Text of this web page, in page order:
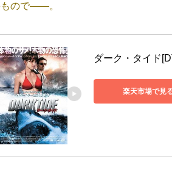
ので――。
ダーク・タイド
楽天市場で見